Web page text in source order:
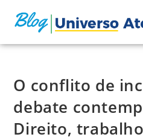
O conflito de
debate
Direito,